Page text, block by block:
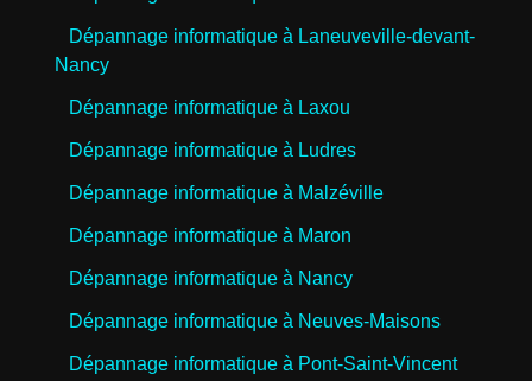
Dépannage informatique à Laneuveville-devant-
Nancy
Dépannage informatique à Laxou
Dépannage informatique à Ludres
Dépannage informatique à Malzéville
Dépannage informatique à Maron
Dépannage informatique à Nancy
Dépannage informatique à Neuves-Maisons
Dépannage informatique à Pont-Saint-Vincent